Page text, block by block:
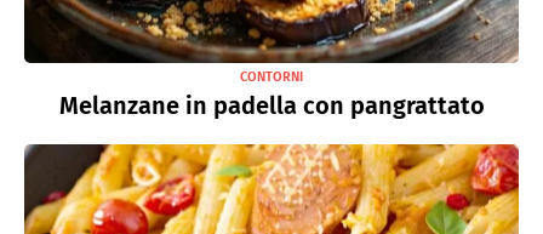
CONTORNI
Melanzane in padella con pangrattato